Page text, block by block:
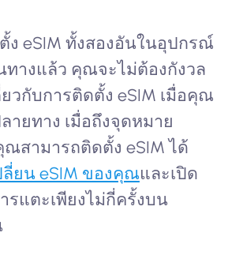
eSIM ทั้งสองอันในอุปกรณ์
างแล้ว คุณจะไม่ต้องกังวล
วกับการติดตั้ง eSIM เมื่อคุณ
ายทาง เมื่อถึงจุดหมาย
สามารถติดตั้ง eSIM ได้
ลี่ยน eSIM ของคุณและเปิด
รแตะเพียงไม่กี่ครั้งบน